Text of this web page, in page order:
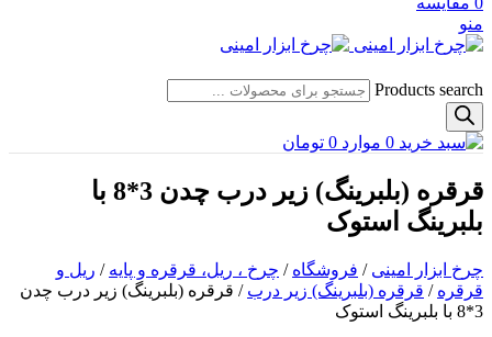
منو
Products search
0 موارد 0 تومان
قرقره (بلبرینگ) زیر درب چدن 3*8 با
بلبرینگ استوک
چرخ ابزار امینی / فروشگاه / چرخ ، ریل، قرقره و پایه / ریل و
قرقره / قرقره (بلبرینگ) زیر درب / قرقره (بلبرینگ) زیر درب چدن
3*8 با بلبرینگ استوک